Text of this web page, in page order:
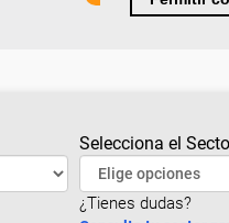
Selecciona el
¿Tienes dudas?